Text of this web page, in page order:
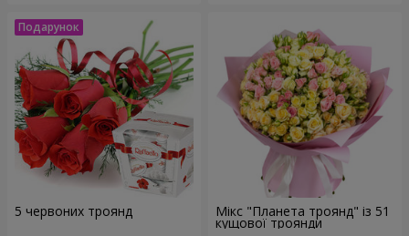
5 червоних троянд Мікс "Планета троянд" із 51
кущової троянди